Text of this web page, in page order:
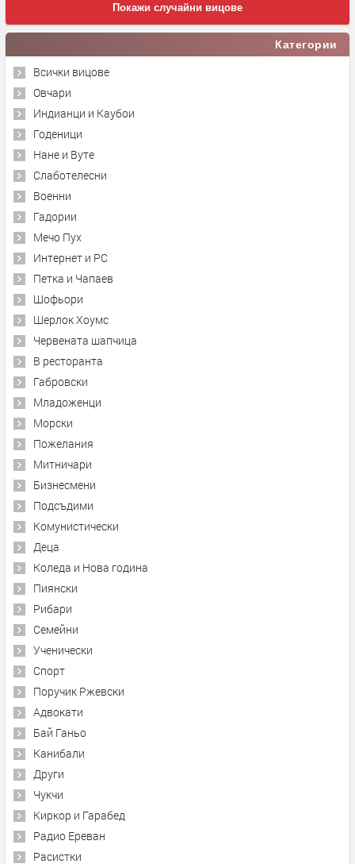
Покажи случайни вицове
Категории
Всички вицове
Овчари
Индианци и Каубои
Годеници
Нане и Вуте
Слаботелесни
Военни
Гадории
Мечо Пух
Интернет и PC
Петка и Чапаев
Шофьори
Шерлок Хоумс
Червената шапчица
В ресторанта
Габровски
Младоженци
Морски
Пожелания
Митничари
Бизнесмени
Подсъдими
Комунистически
Деца
Коледа и Нова година
Пиянски
Рибари
Семейни
Ученически
Спорт
Поручик Ржевски
Адвокати
Бай Ганьо
Канибали
Други
Чукчи
Киркор и Гарабед
Радио Ереван
Расистки